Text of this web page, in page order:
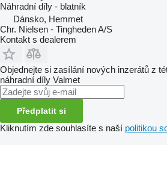
Náhradní díly - blatník
Dánsko, Hemmet
Chr. Nielsen - Tingheden A/S
Kontakt s dealerem
Objednejte si zasílání nových inzerátů z
náhradní díly Valmet
Předplatit si
Kliknutím zde souhlasíte s naší politikou